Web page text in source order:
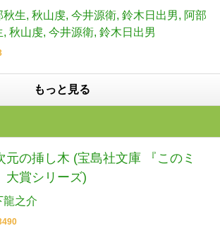
秋生 秋山虔 今井源衛 鈴木日出男
阿部
秋山虔 今井源衛 鈴木日出男
もっと見る
元の挿し木 (宝島社文庫 『このミ
大賞シリーズ)
龍之介